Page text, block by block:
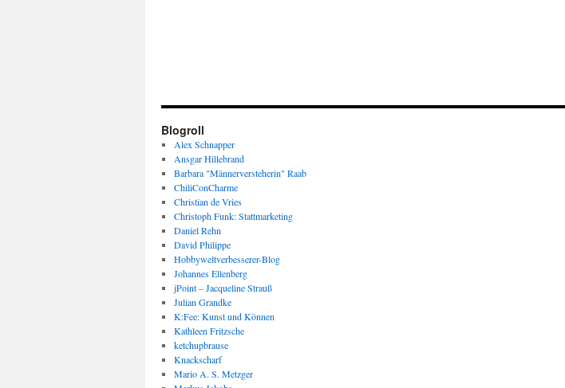
Blogroll
Alex Schnapper
Ansgar Hillebrand
Barbara "Männerversteherin" Raab
ChiliConCharme
Christian de Vries
Christoph Funk: Stattmarketing
Daniel Rehn
David Philippe
Hobbyweltverbesserer-Blog
Johannes Ellenberg
jPoint – Jacqueline Strauß
Julian Grandke
K:Fee: Kunst und Können
Kathleen Fritzsche
ketchupbrause
Knackscharf
Mario A. S. Metzger